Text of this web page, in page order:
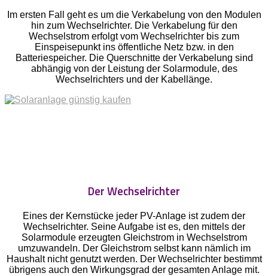
Im ersten Fall geht es um die Verkabelung von den Modulen
hin zum Wechselrichter. Die Verkabelung für den
Wechselstrom erfolgt vom Wechselrichter bis zum
Einspeisepunkt ins öffentliche Netz bzw. in den
Batteriespeicher. Die Querschnitte der Verkabelung sind
abhängig von der Leistung der Solarmodule, des
Wechselrichters und der Kabellänge.
Der Wechselrichter
Eines der Kernstücke jeder PV-Anlage ist zudem der
Wechselrichter. Seine Aufgabe ist es, den mittels der
Solarmodule erzeugten Gleichstrom in Wechselstrom
umzuwandeln. Der Gleichstrom selbst kann nämlich im
Haushalt nicht genutzt werden. Der Wechselrichter bestimmt
übrigens auch den Wirkungsgrad der gesamten Anlage mit.